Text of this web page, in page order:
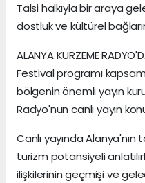
Talsi halkıyla bir araya
dostluk ve kültürel
ALANYA KURZEME
Festival programı
bölgenin önemli yayın
Radyo'nun canlı yayın
Canlı yayında
turizm potansiyeli
ilişkilerinin geçmişi ve